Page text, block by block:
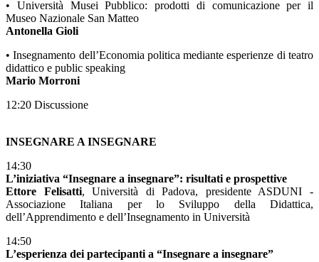
• Università Musei Pubblico: prodotti di comunicazione per il
Museo Nazionale San Matteo
Antonella Gioli
• Insegnamento dell’Economia politica mediante esperienze di teatro
didattico e public speaking
Mario Morroni
12:20 Discussione
INSEGNARE A INSEGNARE
14:30
L’iniziativa “Insegnare a insegnare”: risultati e prospettive
Ettore Felisatti, Università di Padova, presidente ASDUNI -
Associazione Italiana per lo Sviluppo della Didattica,
dell’Apprendimento e dell’Insegnamento in Università
14:50
L’esperienza dei partecipanti a “Insegnare a insegnare”